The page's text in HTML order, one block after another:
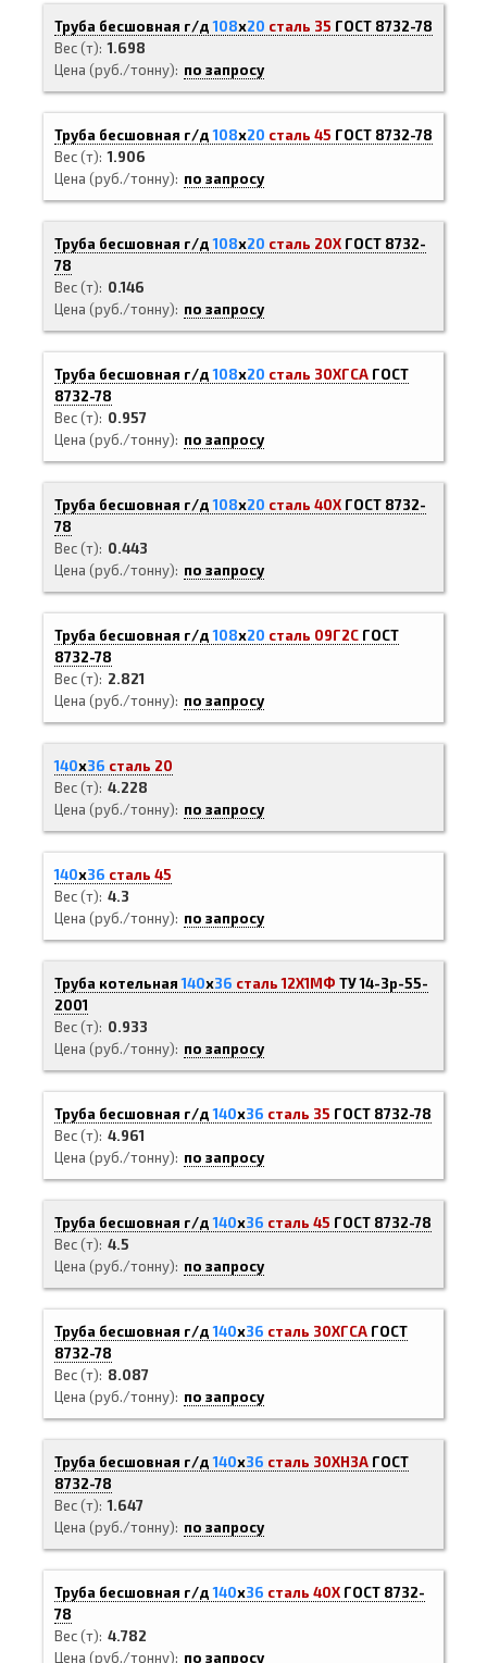
Труба бесшовная г/д108х20 сталь 35 ГОСТ 8732-78
Вес (т) 1.698
Цена (руб./тонну)
по запросу
Труба бесшовная г/д108х20 сталь 45 ГОСТ 8732-78
Вес (т) 1.906
Цена (руб./тонну)
по запросу
Труба бесшовная г/д108х20 сталь 20Х ГОСТ 8732-
78
Вес (т)
0.146
Цена (руб./тонну)
по запросу
Труба бесшовная г/д108х20 сталь 30ХГСА ГОСТ
8732-78
Вес (т)
0.957
Цена (руб./тонну)
по запросу
Труба бесшовная г/д108х20 сталь 40Х ГОСТ 8732-
78
Вес (т)
0.443
Цена (руб./тонну)
по запросу
Труба бесшовная г/д108х20 сталь 09Г2С ГОСТ
8732-78
Вес (т)
2.821
Цена (руб./тонну)
по запросу
140х36 сталь 20
Вес (т) 4.228
Цена (руб./тонну)
по запросу
140х36 сталь 45
Вес (т) 4.3
Цена (руб./тонну)
по запросу
Труба котельная140х36 сталь 12Х1МФ ТУ 14-3р-55-
2001
Вес (т)
0.933
Цена (руб./тонну)
по запросу
Труба бесшовная г/д140х36 сталь 35 ГОСТ 8732-78
Вес (т) 4.961
Цена (руб./тонну)
по запросу
Труба бесшовная г/д140х36 сталь 45 ГОСТ 8732-78
Вес (т) 4.5
Цена (руб./тонну)
по запросу
Труба бесшовная г/д140х36 сталь 30ХГСА ГОСТ
8732-78
Вес (т)
8.087
Цена (руб./тонну)
по запросу
Труба бесшовная г/д140х36 сталь 30ХН3А ГОСТ
8732-78
Вес (т) 1.647
Цена (руб./тонну)
по запросу
Труба бесшовная г/д140х36 сталь 40Х ГОСТ 8732-
78
Вес (т) 4.782
Цена (руб./тонну)
по запросу